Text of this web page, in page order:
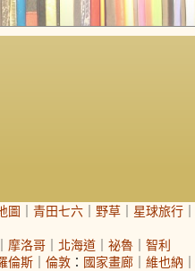
圖 ｜ 青田七六 ｜ 野草 ｜ 星球旅行 ｜
｜ 摩洛哥 ｜ 北海道 ｜ 祕魯 ｜ 智利
倫斯 ｜ 倫敦 ： 國家畫廊 ｜ 維也納 ｜